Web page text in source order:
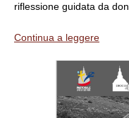
riflessione guidata da
Continua a leggere